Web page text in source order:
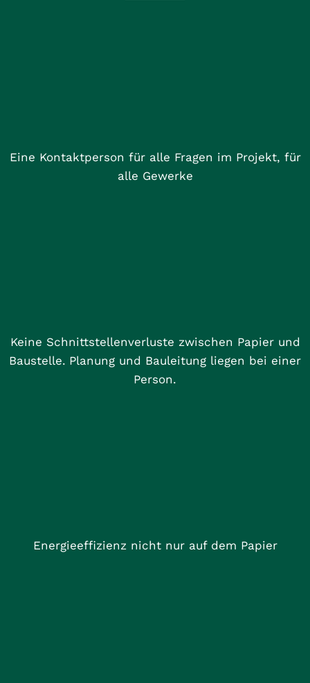
Eine Kontaktperson für alle Fragen im Projekt, für
alle Gewerke
Keine Schnittstellenverluste zwischen Papier und
Baustelle. Planung und Bauleitung liegen bei einer
Person.
Energieeffizienz nicht nur auf dem Papier